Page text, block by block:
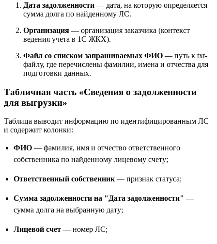
Дата задолженности — дата, на которую определяется
сумма долга по найденному ЛС.
Организация — организация заказчика (контекст
ведения учета в 1С ЖКХ).
Файл со списком запрашиваемых ФИО — путь к txt-
файлу, где перечислены фамилии, имена и отчества для
подготовки данных.
Табличная часть «Сведения о задолженности
для выгрузки»
Таблица выводит информацию по идентифицированным ЛС
и содержит колонки:
ФИО — фамилия, имя и отчество ответственного
собственника по найденному лицевому счету;
Ответственный собственник — признак статуса;
Сумма задолженности на "Дата задолженности" —
сумма долга на выбранную дату;
Лицевой счет — номер ЛС;